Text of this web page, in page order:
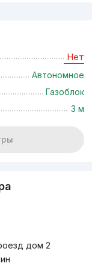
Нет
Автономное
Газоблок
3 м
дом 2